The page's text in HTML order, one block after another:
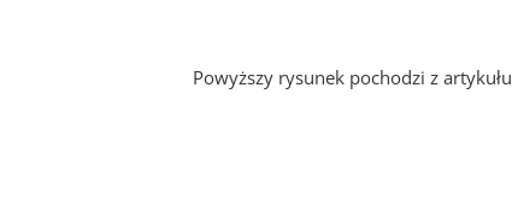
Powyższy rysunek pochodzi z artykułu